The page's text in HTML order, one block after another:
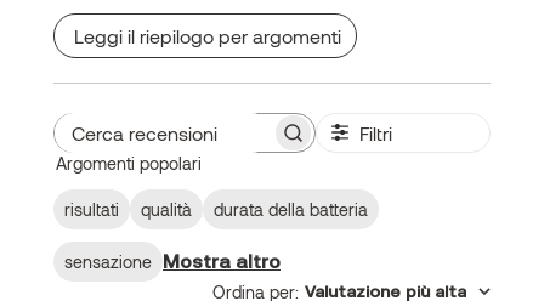
Leggi il riepilogo per argomenti
Cerca
recensioni
Filtri
Argomenti popolari
risultati qualità durata della batteria
sensazione Mostra altro
Ordina per: Valutazione più alta